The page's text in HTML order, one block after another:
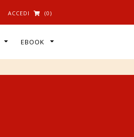
ACCEDI (0)
EBOOK